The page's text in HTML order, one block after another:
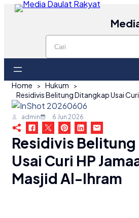
Home
Hukum
admin 6 Jun 2026
Residivis
Usai Curi HP
Masjid Al-Ihram